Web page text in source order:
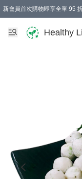
新會員首次購物即享全單 95
Healthy